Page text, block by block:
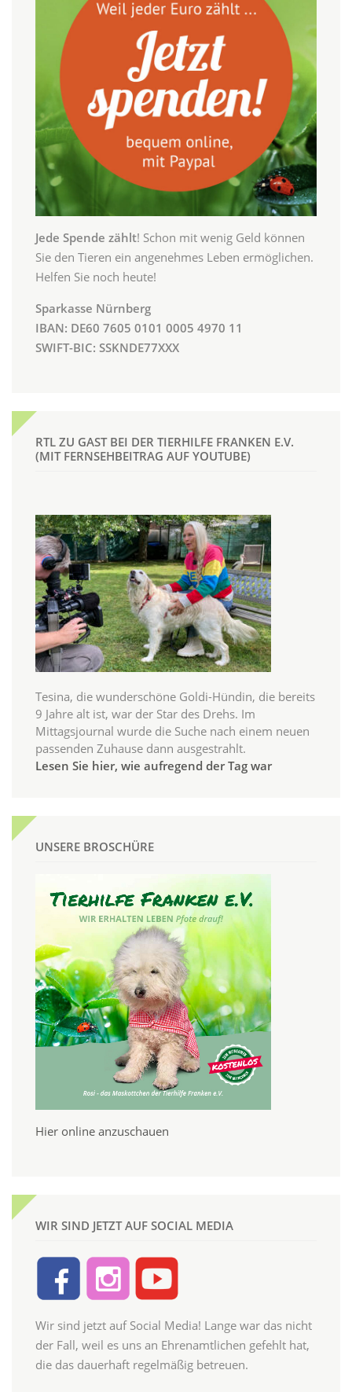
Jede Spende zählt! Schon mit wenig Geld können
Sie den Tieren ein angenehmes Leben ermöglichen.
Helfen Sie noch heute!
Sparkasse Nürnberg
IBAN: DE60 7605 0101 0005 4970 11
SWIFT-BIC: SSKNDE77XXX
RTL ZU GAST BEI DER TIERHILFE FRANKEN E.V.
(MIT FERNSEHBEITRAG AUF YOUTUBE)
Tesina, die wunderschöne Goldi-Hündin, die bereits
9 Jahre alt ist, war der Star des Drehs. Im
Mittagsjournal wurde die Suche nach einem neuen
passenden Zuhause dann ausgestrahlt.
Lesen Sie hier, wie aufregend der Tag war
UNSERE BROSCHÜRE
Hier online anzuschauen
WIR SIND JETZT AUF SOCIAL MEDIA
Wir sind jetzt auf Social Media! Lange war das nicht
der Fall, weil es uns an Ehrenamtlichen gefehlt hat,
die das dauerhaft regelmäßig betreuen.